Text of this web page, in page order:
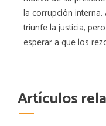
la corrupción
triunfe la justicia,
esperar a que los
Artículos